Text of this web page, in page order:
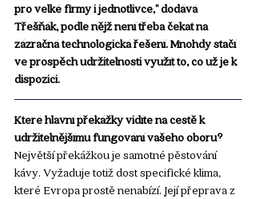
pro velké firmy i jednotlivce," dodává
Třešňák, podle nějž není třeba čekat na
zázračná technologická řešení. Mnohdy stačí
ve prospěch udržitelnosti využít to, co už je k
dispozici.
Které hlavní překážky vidíte na cestě k
udržitelnějšímu fungování vašeho oboru?
Největší překážkou je samotné pěstování
kávy. Vyžaduje totiž dost specifické klima,
které Evropa prostě nenabízí. Její přeprava z